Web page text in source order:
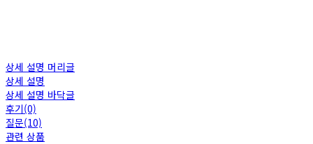
상세 설명 머리글
상세 설명
상세 설명 바닥글
후기(0)
질문(10)
관련 상품